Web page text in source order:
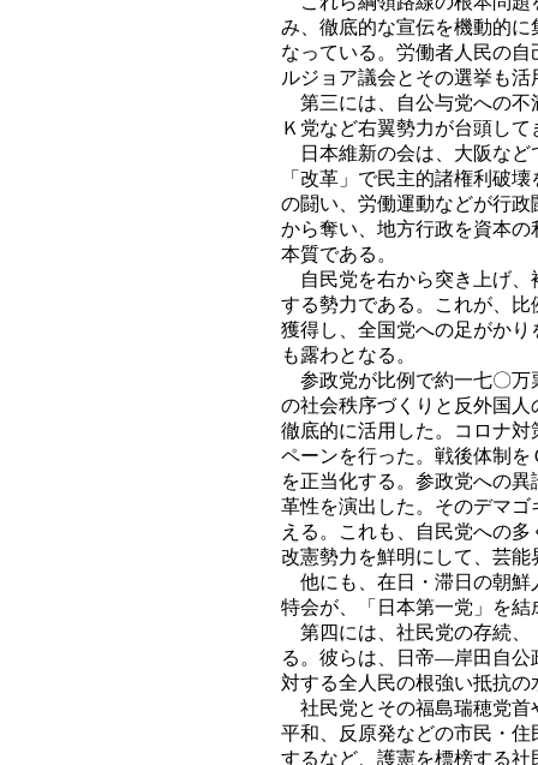
み、徹底的な宣伝を機動的
なっている。労働者人民の
ルジョア議会とその選挙も
第三には、自公与党への不
Ｋ党など右翼勢力が台頭し
日本維新の会は、大阪など
「改革」で民主的諸権利破
の闘い、労働運動などが行
から奪い、地方行政を資本
本質である。
自民党を右から突き上げ、
する勢力である。これが、
獲得し、全国党への足がか
も露わとなる。
参政党が比例で約一七〇万
の社会秩序づくりと反外国
徹底的に活用した。コロナ
ペーンを行った。戦後体制
を正当化する。参政党への
革性を演出した。そのデマ
える。これも、自民党への
改憲勢力を鮮明にして、芸
他にも、在日・滞日の朝鮮
特会が、「日本第一党」を
第四には、社民党の存続、
る。彼らは、日帝―岸田自
対する全人民の根強い抵抗
社民党とその福島瑞穂党首
平和、反原発などの市民・
するなど、護憲を標榜する